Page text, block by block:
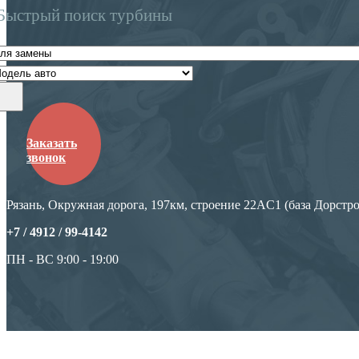
поиск турбины
Заказать
звонок
Рязань, Окружная дорога, 197км, строение 22АC1 (база
+7 / 4912 /99-4142
ПН - ВС 9:00 - 19:00